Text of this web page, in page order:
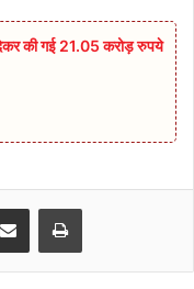
देकर की गई 21.05 करोड़ रुपये
Share via Email Print